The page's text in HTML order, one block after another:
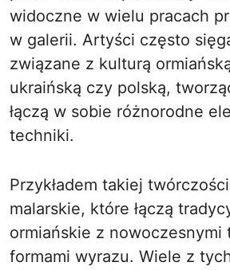
widoczne w wielu pracach
w galerii. Artyści często
związane z kulturą
ukraińską czy polską,
łączą w sobie różnorodne
techniki.
Przykładem takiej
malarskie, które łączą
ormiańskie z nowoczesnymi
formami wyrazu. Wiele z